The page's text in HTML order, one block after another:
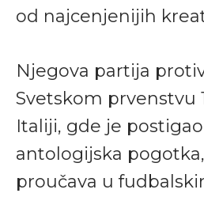
od najcenjenijih
Njegova partija
Svetskom prvenstvu
Italiji, gde je
antologijska
proučava u